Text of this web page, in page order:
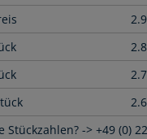
Stückzahlen? -> +49 (0)